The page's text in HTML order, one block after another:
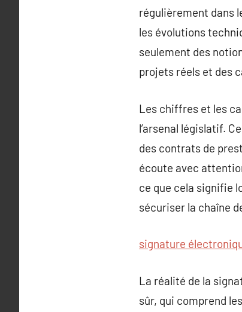
régulièrement dans
les évolutions
seulement des
projets réels et des
Les chiffres et les
l’arsenal législatif.
des contrats de
écoute avec
ce que cela signifie
sécuriser la chaîne
signature
La réalité de la
sûr, qui comprend